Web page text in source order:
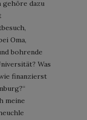
gehöre dazu
Oma,
bohrende
Was
finanzierst
meine